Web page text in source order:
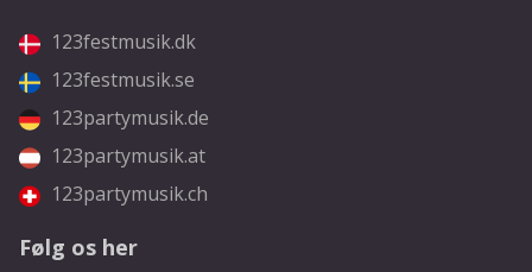
123festmusik.dk
123festmusik.se
123partymusik.de
123partymusik.at
123partymusik.ch
Følg os her